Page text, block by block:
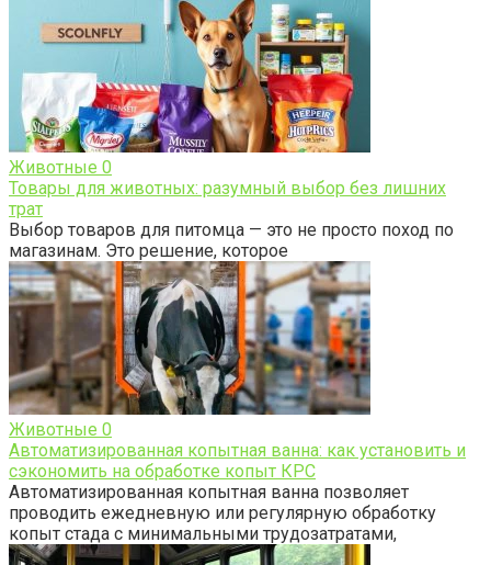
Животные 0
Товары для животных: разумный выбор без лишних
трат
Выбор товаров для питомца — это не просто поход по
магазинам. Это решение, которое
Животные 0
Автоматизированная копытная ванна: как установить и
сэкономить на обработке копыт КРС
Автоматизированная копытная ванна позволяет
проводить ежедневную или регулярную обработку
копыт стада с минимальными трудозатратами,